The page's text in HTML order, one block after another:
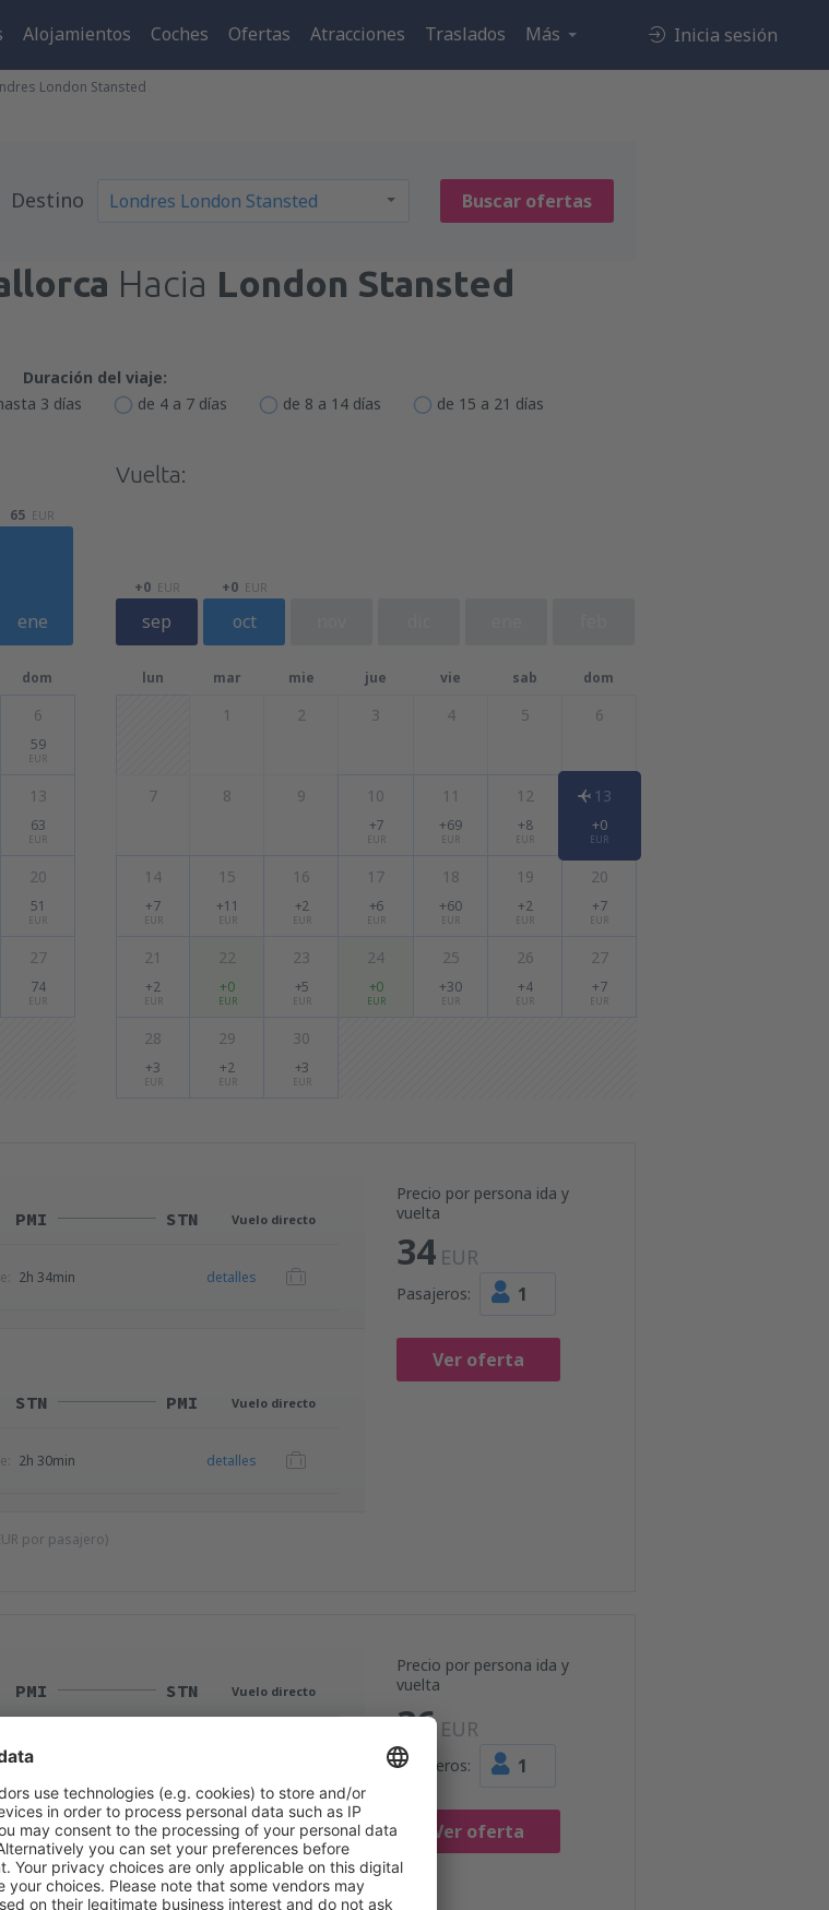
Alojamientos Coches Ofertas Atracciones Traslados Más Inicia sesión
London Stansted
Destino Buscar ofertas
Hacia London Stansted
Duración del viaje:
3 días de 4 a 7 días de 8 a 14 días de 15 a 21 días
ene
65 EUR
dom
6
59
EUR
13
63
EUR
20
51
EUR
27
74
EUR
Vuelta:
sep
+0 EUR
oct
+0 EUR
lun mar mie jue vie sab dom
1 2 3 4 5 6
7 8 9 10
+7
EUR
11
+69
EUR
12
+8
EUR
13
+0
EUR
14
+7
EUR
15
+11
EUR
16
+2
EUR
17
+6
EUR
18
+60
EUR
19
+2
EUR
20
+7
EUR
21
+2
EUR
22
+0
EUR
23
+5
EUR
24
+0
EUR
25
+30
EUR
26
+4
EUR
27
+7
EUR
28
+3
EUR
29
+2
EUR
30
+3
EUR
Precio por persona ida y
vuelta
34 EUR
Pasajeros: 1
Ver oferta
PMI STN Vuelo directo
2h 34min detalles
STN PMI Vuelo directo
2h 30min detalles
por pasajero)
Precio por persona ida y
vuelta
36 EUR
Pasajeros: 1
Ver oferta
PMI STN Vuelo directo
2h 35min
STN PMI Vuelo directo